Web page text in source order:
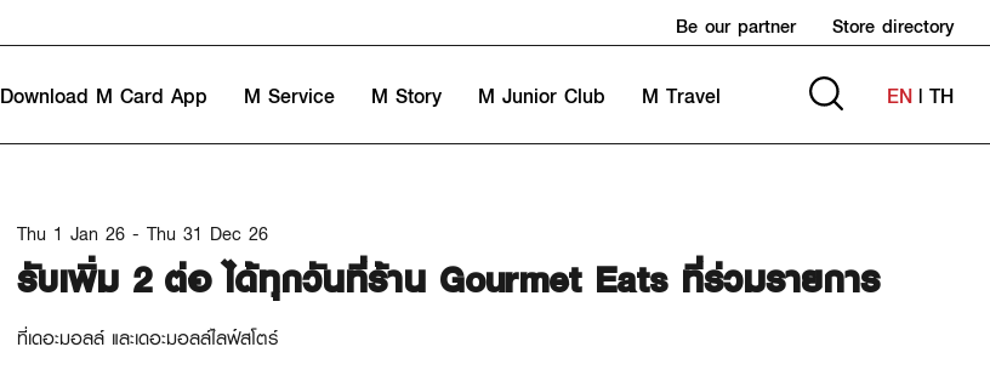
Be our partner Store directory
Download M Card App M Service M Story M Junior Club M Travel EN | TH
Thu 1 Jan 26 - Thu 31 Dec 26
รับเพิ่ม 2 ต่อ ได้ทุกวันที่ร้าน Gourmet Eats ที่ร่วมรายการ
ที่เดอะมอลล์ และเดอะมอลล์ไลฟ์สโตร์